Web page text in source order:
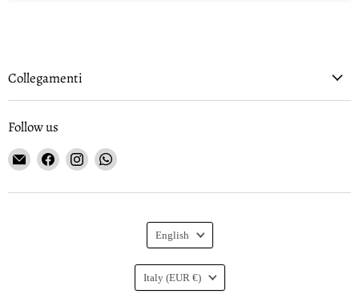
Collegamenti
Follow us
Email
Gioielleria
Curnis
Find
on
Find
on
Find
on
Language
English
Country
Italy (EUR €)